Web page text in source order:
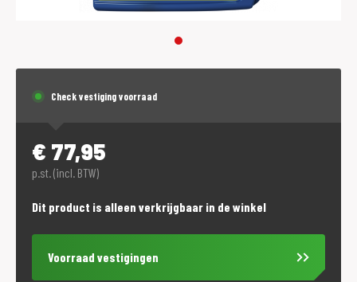
Check vestiging voorraad
€ 77,95
p.st. (incl. BTW)
Dit product is alleen verkrijgbaar in de winkel
Voorraad vestigingen